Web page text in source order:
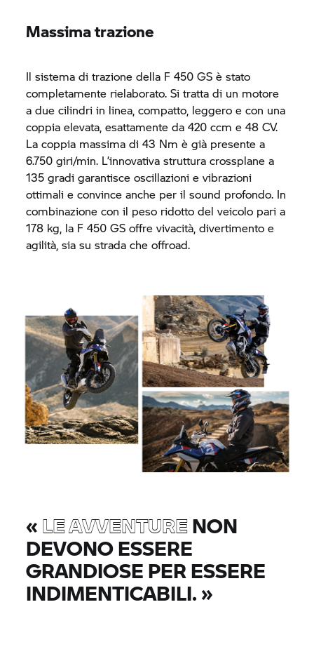
Massima trazione
Il sistema di trazione della F 450 GS è stato
completamente rielaborato. Si tratta di un motore
a due cilindri in linea, compatto, leggero e con una
coppia elevata, esattamente da 420 ccm e 48 CV.
La coppia massima di 43 Nm è già presente a
6.750 giri/min. L’innovativa struttura crossplane a
135 gradi garantisce oscillazioni e vibrazioni
ottimali e convince anche per il sound profondo. In
combinazione con il peso ridotto del veicolo pari a
178 kg, la F 450 GS offre vivacità, divertimento e
agilità, sia su strada che offroad.
«LE AVVENTURENON
DEVONO ESSERE
GRANDIOSE PER ESSERE
INDIMENTICABILI.»